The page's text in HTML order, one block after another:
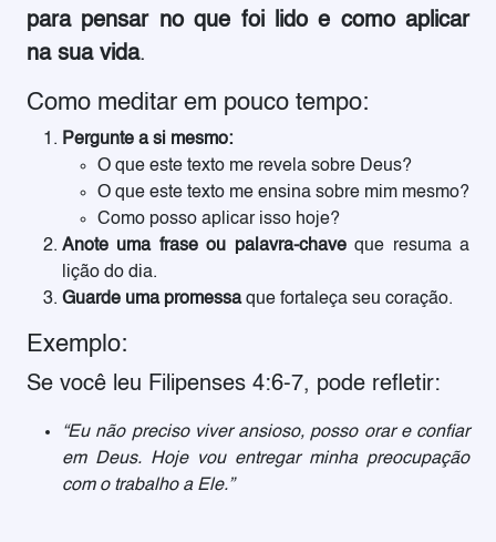
para pensar no que foi lido e como aplicar
na sua vida.
Como meditar em pouco tempo:
Pergunte a si mesmo:
O que este texto me revela sobre Deus?
O que este texto me ensina sobre mim mesmo?
Como posso aplicar isso hoje?
Anote uma frase ou palavra-chaveque resuma a
lição do dia.
Guarde uma promessaque fortaleça seu coração.
Exemplo:
Se você leu Filipenses 4:6-7, pode refletir:
“Eu não preciso viver ansioso, posso orar e confiar
em Deus. Hoje vou entregar minha preocupação
com o trabalho a Ele.”